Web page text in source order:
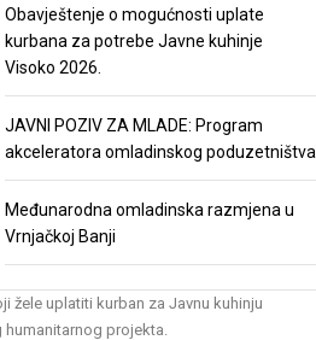
Obavještenje o mogućnosti uplate
kurbana za potrebe Javne kuhinje
Visoko 2026.
JAVNI POZIV ZA MLADE: Program
akceleratora omladinskog poduzetništva
Međunarodna omladinska razmjena u
Vrnjačkoj Banji
žele uplatiti kurban za Javnu kuhinju
projekta.